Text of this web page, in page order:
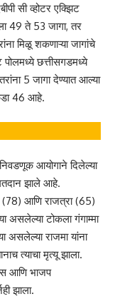
सी व्होटर एक्झिट
49 ते 53 जागा, तर
मिळू शकणाऱ्या जागांचे
छत्तीसगडमध्ये
5 जागा देण्यात आल्या
46 आहे.
आयोगाने दिलेल्या
झाले आहे.
(78) आणि राजत्रा (65)
असलेल्या टोकला गंगाम्मा
असलेल्या राजमा यांना
त्याचा मृत्यू झाला.
आणि भाजप
झाला.